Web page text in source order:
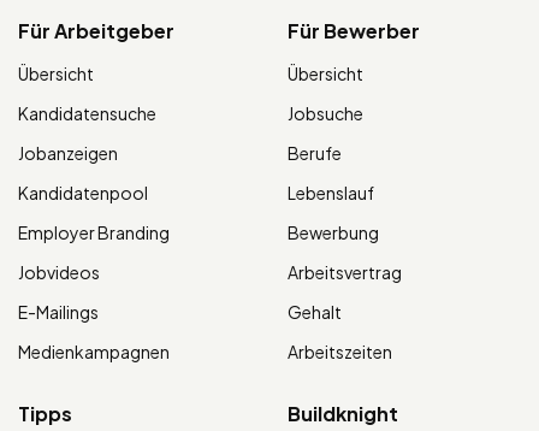
Für Arbeitgeber
Übersicht
Kandidatensuche
Jobanzeigen
Kandidatenpool
Employer Branding
Jobvideos
E-Mailings
Medienkampagnen
Für Bewerber
Übersicht
Jobsuche
Berufe
Lebenslauf
Bewerbung
Arbeitsvertrag
Gehalt
Arbeitszeiten
Tipps Buildknight